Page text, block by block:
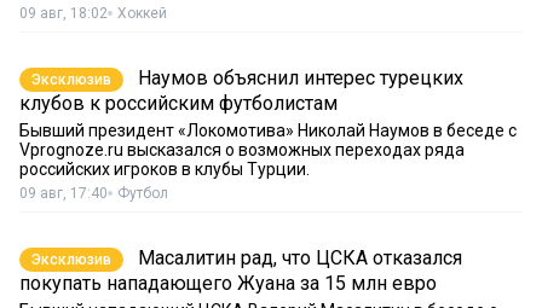
09 авг, 18:02 Хоккей
Эксклюзив
клубов к российским футболистам
Бывший президент «Локомотива» Николай Наумов в беседе с
Vprognoze.ru высказался о возможных переходах ряда
российских игроков в клубы Турции.
09 авг, 17:40 Футбол
Эксклюзив
покупать нападающего Жуана за 15 млн евро